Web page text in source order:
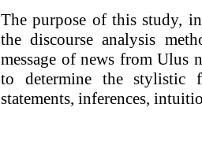
The purpose of this study,
the discourse analysis
message of news from Ulus
to determine the
statements, inferences,